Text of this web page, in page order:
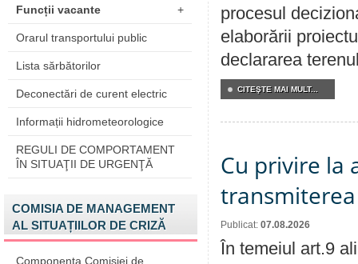
Funcții vacante +
Orarul transportului public
Lista sărbătorilor
Deconectări de curent electric
Informații hidrometeorologice
REGULI DE COMPORTAMENT
ÎN SITUAŢII DE URGENŢĂ
COMISIA DE MANAGEMENT
AL SITUAȚIILOR DE CRIZĂ
Componența Comisiei de
procesul
elaborării
declararea
CITEŞTE MAI MULT...
Cu privire la
Publicat: 07.08.2026
În temeiul art.9